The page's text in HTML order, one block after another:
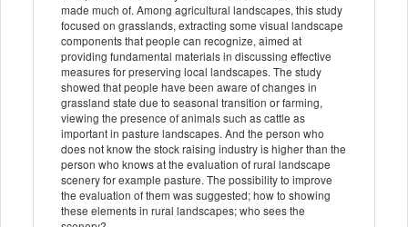
made much of. Among agricultural landscapes, this study
focused on grasslands, extracting some visual landscape
components that people can recognize, aimed at
providing fundamental materials in discussing effective
measures for preserving local landscapes. The study
showed that people have been aware of changes in
grassland state due to seasonal transition or farming,
viewing the presence of animals such as cattle as
important in pasture landscapes. And the person who
does not know the stock raising industry is higher than the
person who knows at the evaluation of rural landscape
scenery for example pasture. The possibility to improve
the evaluation of them was suggested; how to showing
these elements in rural landscapes; who sees the